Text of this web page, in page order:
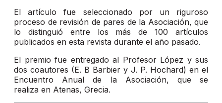
El artículo fue seleccionado por un riguroso
proceso de revisión de pares de la Asociación, que
lo distinguió entre los más de 100 artículos
publicados en esta revista durante el año pasado.
El premio fue entregado al Profesor López y sus
dos coautores (E. B Barbier y J. P. Hochard) en el
Encuentro Anual de la Asociación, que se
realiza en Atenas, Grecia.